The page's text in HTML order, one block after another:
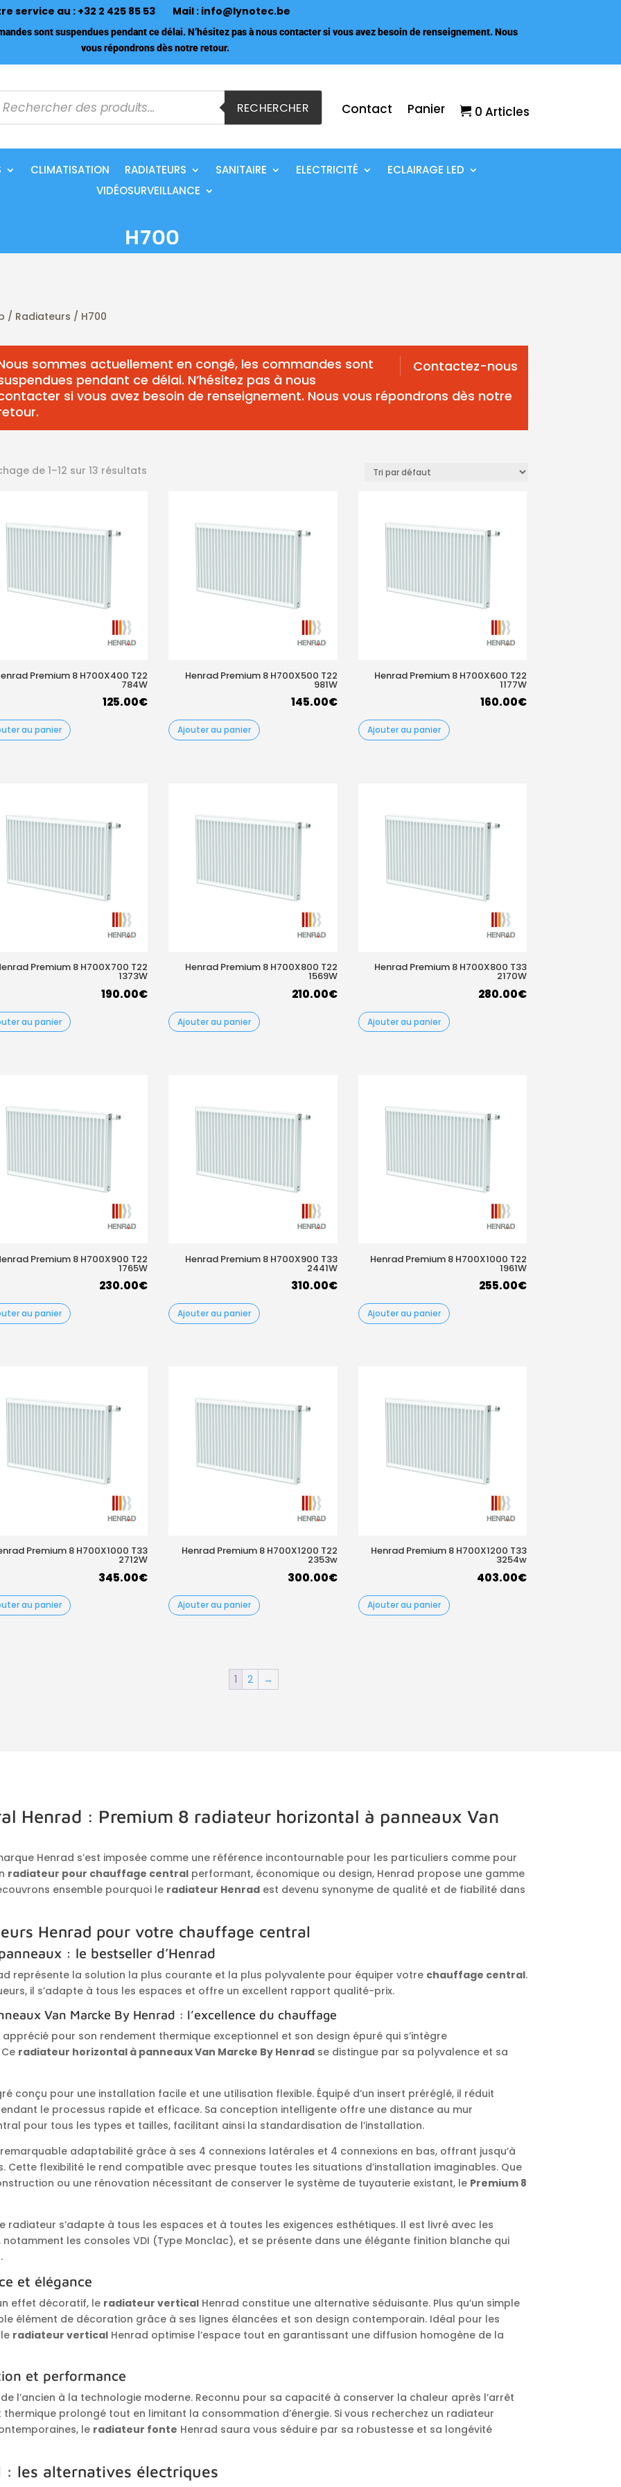
service au : +32 2 425 85 53 Mail : info@lynotec.be
sont suspendues pendant ce délai. N’hésitez pas à nous contacter si vous avez besoin de renseignement. Nous
vous répondrons dès notre retour.
RECHERCHER Contact Panier 0 Articles
CLIMATISATION RADIATEURS SANITAIRE ELECTRICITÉ
ECLAIRAGE LED
VIDÉOSURVEILLANCE
H700
/ Radiateurs / H700
Contactez-nous
sommes actuellement en congé, les commandes sont
pendant ce délai. N’hésitez pas à nous
si vous avez besoin de renseignement. Nous vous répondrons dès notre
de 1–12 sur 13 résultats
Premium 8 H700X400 T22
784W
125.00€
au panier
Henrad Premium 8 H700X500 T22
981W
145.00€
Ajouter au panier
Henrad Premium 8 H700X600 T22
1177W
160.00€
Ajouter au panier
Premium 8 H700X700 T22
1373W
190.00€
au panier
Henrad Premium 8 H700X800 T22
1569W
210.00€
Ajouter au panier
Henrad Premium 8 H700X800 T33
2170W
280.00€
Ajouter au panier
Premium 8 H700X900 T22
1765W
230.00€
au panier
Henrad Premium 8 H700X900 T33
2441W
310.00€
Ajouter au panier
Henrad Premium 8 H700X1000 T22
1961W
255.00€
Ajouter au panier
Premium 8 H700X1000 T33
2712W
345.00€
au panier
Henrad Premium 8 H700X1200 T22
2353w
300.00€
Ajouter au panier
Henrad Premium 8 H700X1200 T33
3254w
403.00€
Ajouter au panier
1 2 →
Henrad : Premium 8 radiateur horizontal à panneaux Van
Henrad s’est imposée comme une référence incontournable pour les particuliers comme pour
radiateur pour chauffage central performant, économique ou design, Henrad propose une gamme
ensemble pourquoi le radiateur Henrad est devenu synonyme de qualité et de fiabilité dans
Henrad pour votre chauffage central
: le bestseller d’Henrad
représente la solution la plus courante et la plus polyvalente pour équiper votre chauffage central.
il s’adapte à tous les espaces et offre un excellent rapport qualité-prix.
Van Marcke By Henrad : l’excellence du chauffage
pour son rendement thermique exceptionnel et son design épuré qui s’intègre
radiateur horizontal à panneaux Van Marcke By Henrad se distingue par sa polyvalence et sa
conçu pour une installation facile et une utilisation flexible. Équipé d’un insert préréglé, il réduit
le processus rapide et efficace. Sa conception intelligente offre une distance au mur
pour tous les types et tailles, facilitant ainsi la standardisation de l’installation.
remarquable adaptabilité grâce à ses 4 connexions latérales et 4 connexions en bas, offrant jusqu’à
Cette flexibilité le rend compatible avec presque toutes les situations d’installation imaginables. Que
ou une rénovation nécessitant de conserver le système de tuyauterie existant, le Premium 8
radiateur s’adapte à tous les espaces et à toutes les exigences esthétiques. Il est livré avec les
les consoles VDI (Type Monclac), et se présente dans une élégante finition blanche qui
et élégance
effet décoratif, le radiateur vertical Henrad constitue une alternative séduisante. Plus qu’un simple
élément de décoration grâce à ses lignes élancées et son design contemporain. Idéal pour les
radiateur vertical Henrad optimise l’espace tout en garantissant une diffusion homogène de la
et performance
l’ancien à la technologie moderne. Reconnu pour sa capacité à conserver la chaleur après l’arrêt
prolongé tout en limitant la consommation d’énergie. Si vous recherchez un radiateur
le radiateur fonte Henrad saura vous séduire par sa robustesse et sa longévité
les alternatives électriques